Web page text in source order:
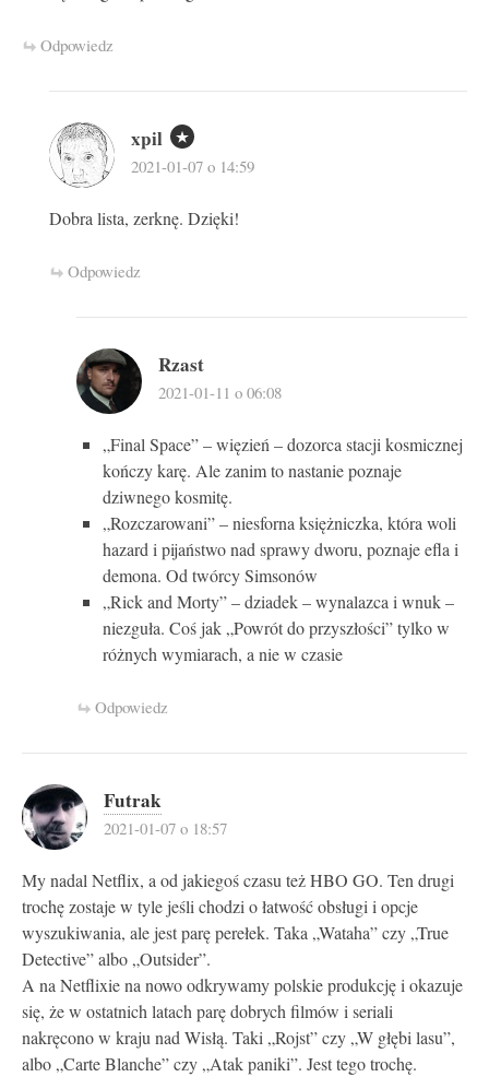
Odpowiedz
xpil
2021-01-07 o 14:59
Dobra lista, zerknę. Dzięki!
Odpowiedz
Rzast
2021-01-11 o 06:08
„Final Space” – więzień – dozorca stacji kosmicznej
kończy karę. Ale zanim to nastanie poznaje
dziwnego kosmitę.
„Rozczarowani” – niesforna księżniczka, która woli
hazard i pijaństwo nad sprawy dworu, poznaje efla i
demona. Od twórcy Simsonów
„Rick and Morty” – dziadek – wynalazca i wnuk –
niezguła. Coś jak „Powrót do przyszłości” tylko w
różnych wymiarach, a nie w czasie
Odpowiedz
Futrak
2021-01-07 o 18:57
My nadal Netflix, a od jakiegoś czasu też HBO GO. Ten drugi
trochę zostaje w tyle jeśli chodzi o łatwość obsługi i opcje
wyszukiwania, ale jest parę perełek. Taka „Wataha” czy „True
Detective” albo „Outsider”.
A na Netflixie na nowo odkrywamy polskie produkcję i okazuje
się, że w ostatnich latach parę dobrych filmów i seriali
nakręcono w kraju nad Wisłą. Taki „Rojst” czy „W głębi lasu”,
albo „Carte Blanche” czy „Atak paniki”. Jest tego trochę.